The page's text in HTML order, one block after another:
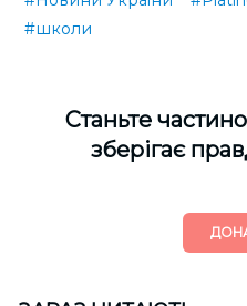
#школи
Cтаньте
зберігає